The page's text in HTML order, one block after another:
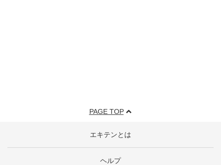
PAGE TOP
エキテンとは
ヘルプ